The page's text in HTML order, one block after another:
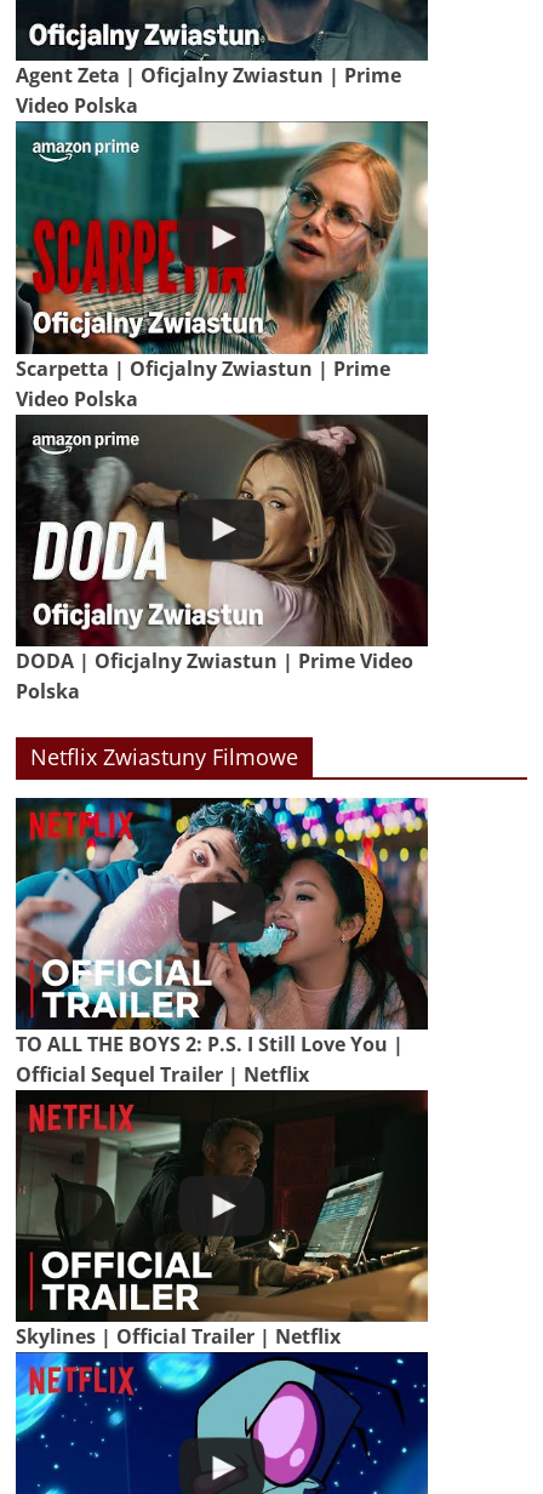
Agent Zeta | Oficjalny Zwiastun | Prime
Video Polska
Scarpetta | Oficjalny Zwiastun | Prime
Video Polska
DODA | Oficjalny Zwiastun | Prime Video
Polska
Netflix Zwiastuny Filmowe
TO ALL THE BOYS 2: P.S. I Still Love You |
Official Sequel Trailer | Netflix
Skylines | Official Trailer | Netflix